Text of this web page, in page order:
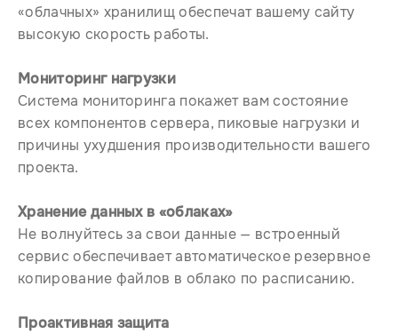
«облачных» хранилищ обеспечат вашему сайту
высокую скорость работы.
Мониторинг нагрузки
Система мониторинга покажет вам состояние
всех компонентов сервера, пиковые нагрузки и
причины ухудшения производительности вашего
проекта.
Хранение данных в «облаках»
Не волнуйтесь за свои данные — встроенный
сервис обеспечивает автоматическое резервное
копирование файлов в облако по расписанию.
Проактивная защита